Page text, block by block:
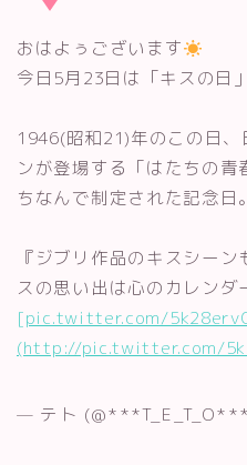
おはよぅございます
今日5月23日は「キスの日
1946(昭和21)年のこの日
ンが登場する「はたちの
ちなんで制定された記念日。
『ジブリ作品のキスシー
スの思い出は心のカレンダ
[pic.twitter.com/
(http://pic.twitter.com/
— テト